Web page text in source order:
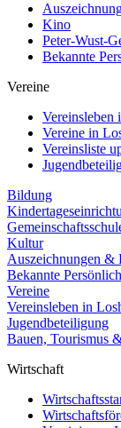
Kino
Peter-Wust-
Bekannte
Vereine
Vereinsleben
Vereine in
Vereinsliste
Bildung
Kultur
Auszeichnungen &
Bekannte
Vereine
Vereinsleben in
Jugendbeteiligung
Bauen, Tourismus
Wirtschaft